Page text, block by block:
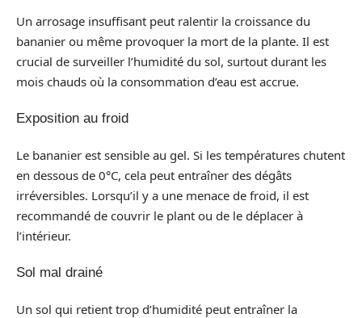
Un arrosage insuffisant peut ralentir la croissance du
bananier ou même provoquer la mort de la plante. Il est
crucial de surveiller l’humidité du sol, surtout durant les
mois chauds où la consommation d’eau est accrue.
Exposition au froid
Le bananier est sensible au gel. Si les températures chutent
en dessous de 0°C, cela peut entraîner des dégâts
irréversibles. Lorsqu’il y a une menace de froid, il est
recommandé de couvrir le plant ou de le déplacer à
l’intérieur.
Sol mal drainé
Un sol qui retient trop d’humidité peut entraîner la